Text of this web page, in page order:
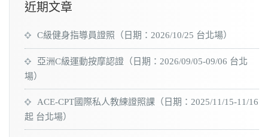
近期文章
C級健身指導員證照（日期：2026/10/25 台北場）
亞洲C級運動按摩認證（日期：2026/09/05-09/06 台北
場）
ACE-CPT國際私人教練證照課（日期：2025/11/15-11/16
起 台北場）